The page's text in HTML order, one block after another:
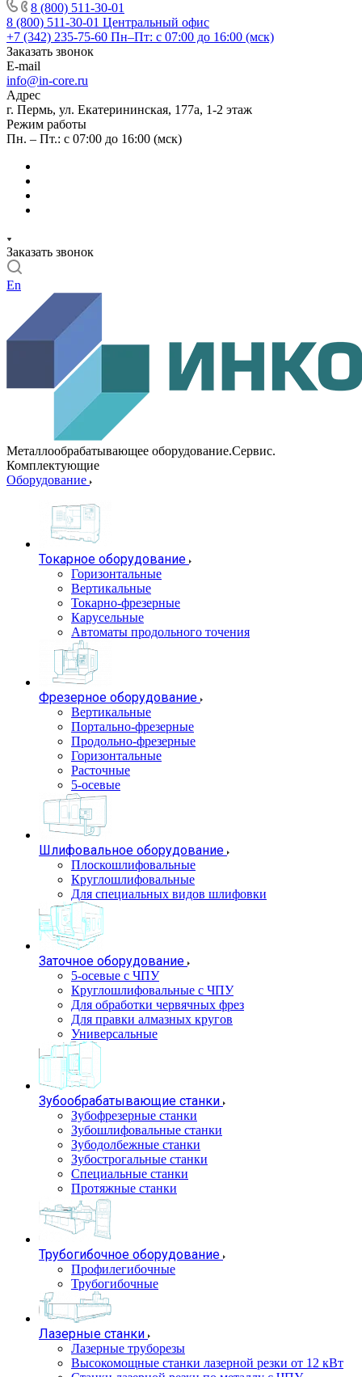
8 (800) 511-30-01
8 (800) 511-30-01 Центральный офис
+7 (342) 235-75-60 Пн–Пт: с 07:00 до 16:00 (мск)
Заказать звонок
E-mail
info@in-core.ru
Адрес
г. Пермь, ул. ​Екатерининская, 177а, ​1-2 этаж
Режим работы
Пн. – Пт.: с 07:00 до 16:00 (мск)
Заказать звонок
En
Металлообрабатывающее оборудование.Сервис.
Комплектующие
Оборудование
Токарное оборудование
Горизонтальные
Вертикальные
Токарно-фрезерные
Карусельные
Автоматы продольного точения
Фрезерное оборудование
Вертикальные
Портально-фрезерные
Продольно-фрезерные
Горизонтальные
Расточные
5-осевые
Шлифовальное оборудование
Плоскошлифовальные
Круглошлифовальные
Для специальных видов шлифовки
Заточное оборудование
5-осевые с ЧПУ
Круглошлифовальные с ЧПУ
Для обработки червячных фрез
Для правки алмазных кругов
Универсальные
Зубообрабатывающие станки
Зубофрезерные станки
Зубошлифовальные станки
Зубодолбежные станки
Зубострогальные станки
Специальные станки
Протяжные станки
Трубогибочное оборудование
Профилегибочные
Трубогибочные
Лазерные станки
Лазерные труборезы
Высокомощные станки лазерной резки от 12 кВт